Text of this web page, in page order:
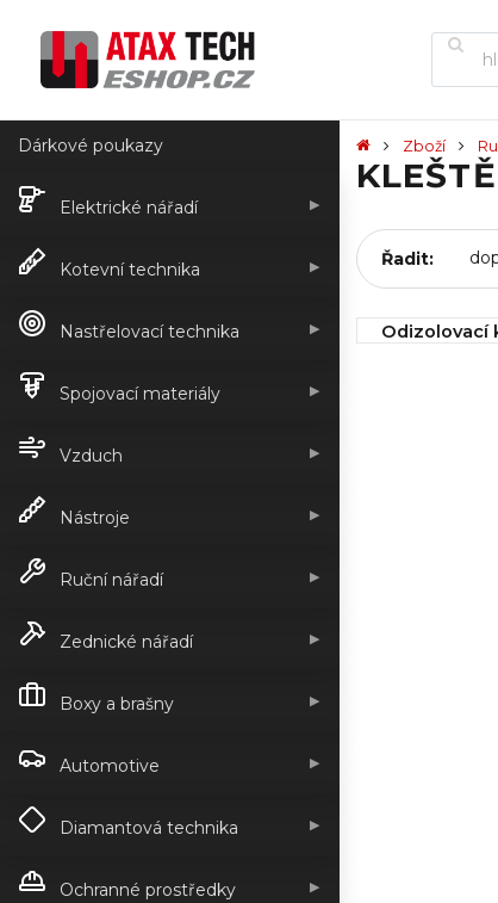
Dárkové poukazy
Elektrické nářadí ▶
Kotevní technika ▶
Nastřelovací technika ▶
Spojovací materiály ▶
Vzduch ▶
Nástroje ▶
Ruční nářadí ▶
Zednické nářadí ▶
Boxy a brašny ▶
Automotive ▶
Diamantová technika ▶
Ochranné prostředky ▶
Zboží
Řadit:
Odizolovací